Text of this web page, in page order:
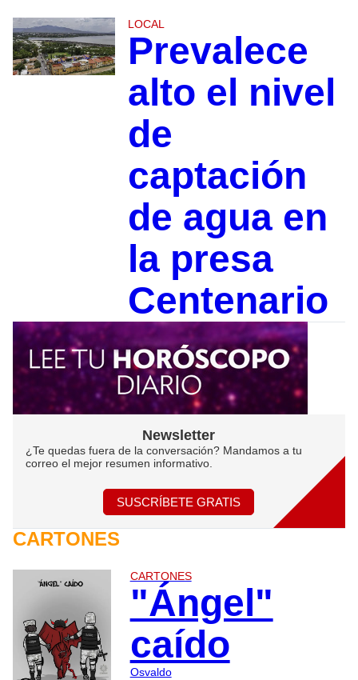
LOCAL
Prevalece
alto el nivel
de
captación
de agua en
la presa
Centenario
Newsletter
¿Te quedas fuera de la conversación? Mandamos a tu
correo el mejor resumen informativo.
SUSCRÍBETE GRATIS
CARTONES
CARTONES
"Ángel"
caído
Osvaldo